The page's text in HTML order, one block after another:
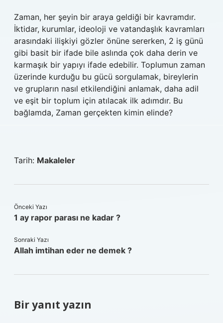
Zaman, her şeyin bir araya geldiği bir kavramdır.
İktidar, kurumlar, ideoloji ve vatandaşlık kavramları
arasındaki ilişkiyi gözler önüne sererken, 2 iş günü
gibi basit bir ifade bile aslında çok daha derin ve
karmaşık bir yapıyı ifade edebilir. Toplumun zaman
üzerinde kurduğu bu gücü sorgulamak, bireylerin
ve grupların nasıl etkilendiğini anlamak, daha adil
ve eşit bir toplum için atılacak ilk adımdır. Bu
bağlamda, Zaman gerçekten kimin elinde?
Tarih: Makaleler
Önceki Yazı
1 ay rapor parası ne kadar ?
Sonraki Yazı
Allah imtihan eder ne demek ?
Bir yanıt yazın